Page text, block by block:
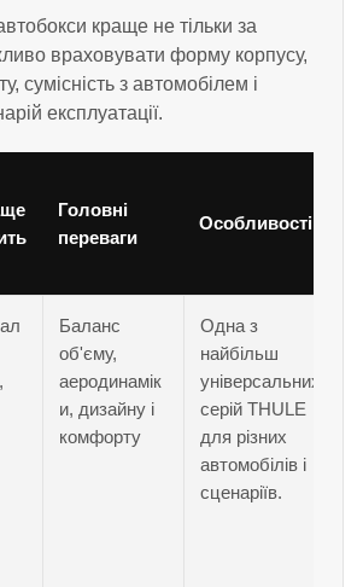
краще не тільки за
враховувати форму корпусу,
сумісність з автомобілем і
експлуатації.
Головні
переваги
Особливості
Баланс
об'єму,
аеродинамік
и, дизайну і
комфорту
Одна з
найбільш
універсальних
серій THULE
для різних
автомобілів і
сценаріїв.